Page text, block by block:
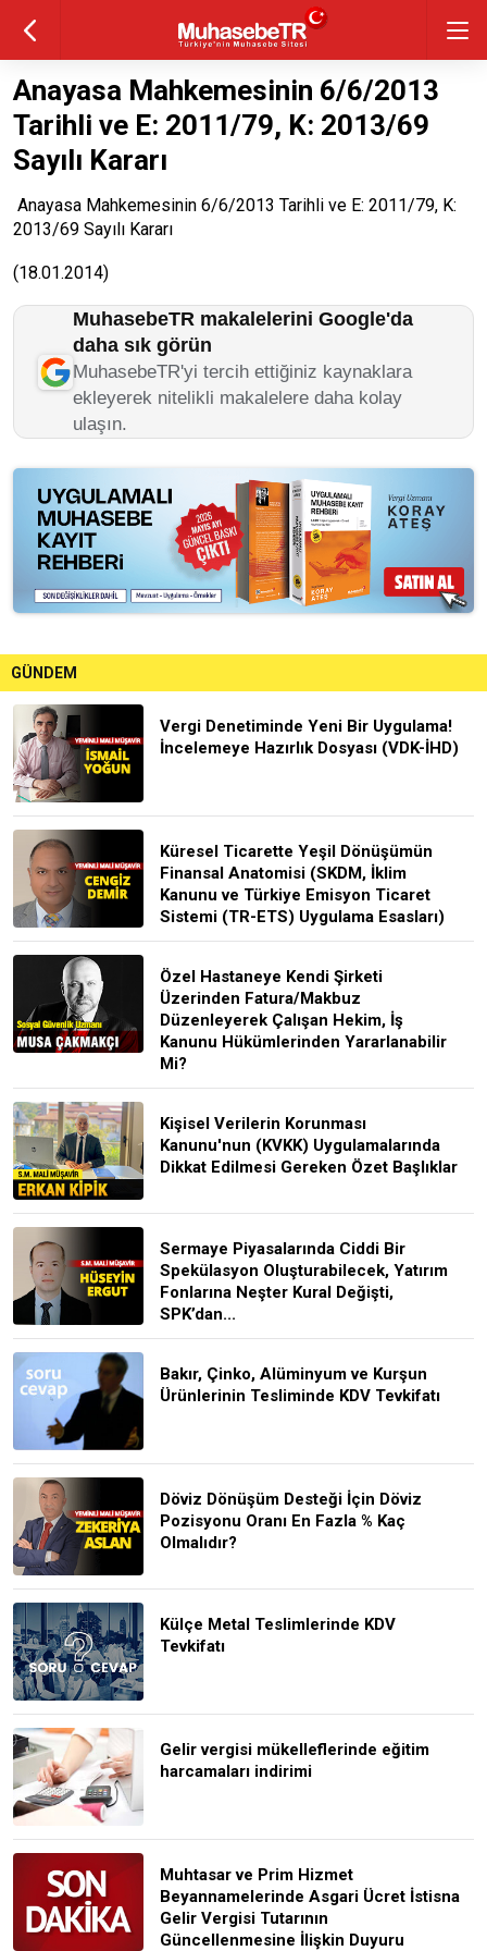
Anayasa Mahkemesinin 6/6/2013
Tarihli ve E: 2011/79, K: 2013/69
Sayılı Kararı
Anayasa Mahkemesinin 6/6/2013 Tarihli ve E: 2011/79, K:
2013/69 Sayılı Kararı
(18.01.2014)
MuhasebeTR makalelerini Google'da
daha sık görün
MuhasebeTR'yi tercih ettiğiniz kaynaklara
ekleyerek nitelikli makalelere daha kolay
ulaşın.
GÜNDEM
Vergi Denetiminde Yeni Bir Uygulama!
İncelemeye Hazırlık Dosyası (VDK-İHD)
Küresel Ticarette Yeşil Dönüşümün
Finansal Anatomisi (SKDM, İklim
Kanunu ve Türkiye Emisyon Ticaret
Sistemi (TR-ETS) Uygulama Esasları)
Özel Hastaneye Kendi Şirketi
Üzerinden Fatura/Makbuz
Düzenleyerek Çalışan Hekim, İş
Kanunu Hükümlerinden Yararlanabilir
Mi?
Kişisel Verilerin Korunması
Kanunu'nun (KVKK) Uygulamalarında
Dikkat Edilmesi Gereken Özet Başlıklar
Sermaye Piyasalarında Ciddi Bir
Spekülasyon Oluşturabilecek, Yatırım
Fonlarına Neşter Kural Değişti,
SPK’dan...
Bakır, Çinko, Alüminyum ve Kurşun
Ürünlerinin Tesliminde KDV Tevkifatı
Döviz Dönüşüm Desteği İçin Döviz
Pozisyonu Oranı En Fazla % Kaç
Olmalıdır?
Külçe Metal Teslimlerinde KDV
Tevkifatı
Gelir vergisi mükelleflerinde eğitim
harcamaları indirimi
Muhtasar ve Prim Hizmet
Beyannamelerinde Asgari Ücret İstisna
Gelir Vergisi Tutarının
Güncellenmesine İlişkin Duyuru